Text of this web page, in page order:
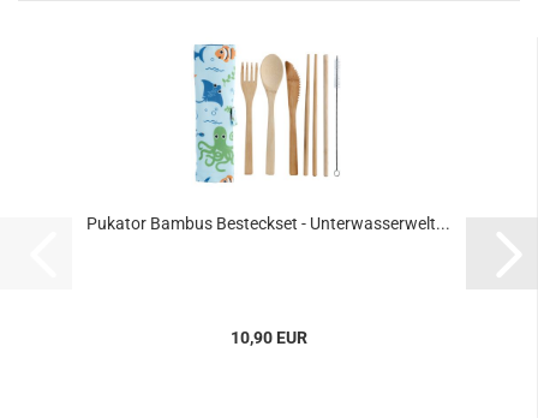
Pukator Bambus Besteckset - Unterwasserwelt...
10,90 EUR